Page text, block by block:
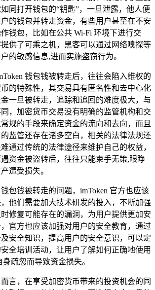
同打开钱包的“钥匙”，一旦泄露，他人便
的钱包并转走资金，有些用户甚至在不安
钱包，比如在公共 Wi-Fi 环境下进行交
供了可乘之机，黑客可以通过网络嗅探等
的敏感信息,进而实施盗窃行为。
钱包钱被转走后，往往会陷入维权的
的特殊性，其交易具有匿名性和去中心化
一旦被转走，追踪和追回的难度极大，与
，加密货币交易没有明确的监管机构和交
规的手段来确定资金的流向和去向，而且
监管还存在诸多空白，相关的法律法规还
通过传统的法律途径来维护自己的权益，
资金被盗转后，往往只能束手无策,眼睁
遭受损失。
钱包钱被转走的问题，imToken 官方也应该
他们需要加大技术研发的投入，不断加强
修复可能存在的漏洞，为用户提供更加安
官方也应该加强对用户的安全教育，通过
安全知识，提高用户的安全意识，可以定
全培训活动，让用户了解如何正确地使用
疏忽而导致资金损失。
言，在享受加密货币带来的投资机会的同